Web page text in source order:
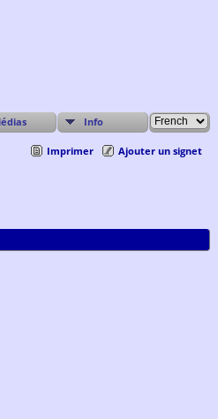
Info
Imprimer Ajouter un signet